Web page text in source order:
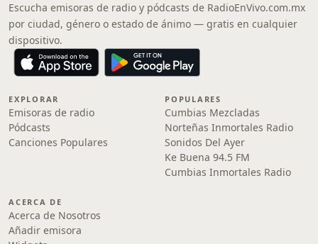
Escucha emisoras de radio y pódcasts de RadioEnVivo.com.mx
por ciudad, género o estado de ánimo — gratis en cualquier
dispositivo.
EXPLORAR
Emisoras de radio
Pódcasts
Canciones Populares
POPULARES
Cumbias Mezcladas
Norteñas Inmortales Radio
Sonidos Del Ayer
Ke Buena 94.5 FM
Cumbias Inmortales Radio
ACERCA DE
Acerca de Nosotros
Añadir emisora